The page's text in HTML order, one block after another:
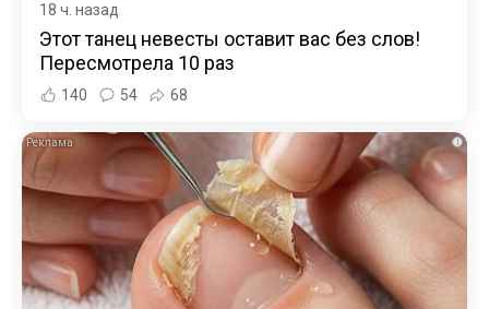
18 ч. назад
Этот танец невесты оставит вас без слов!
Пересмотрела 10 раз
140 54 68
i